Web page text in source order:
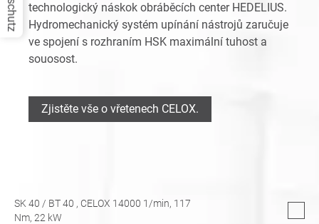
technologický náskok obráběcích center HEDELIUS.
Hydromechanický systém upínání nástrojů zaručuje
ve spojení s rozhraním HSK maximální tuhost a
souosost.
Zjistěte vše o vřetenech CELOX.
SK 40 / BT 40 , CELOX 14000 1/min, 117
Nm, 22 kW